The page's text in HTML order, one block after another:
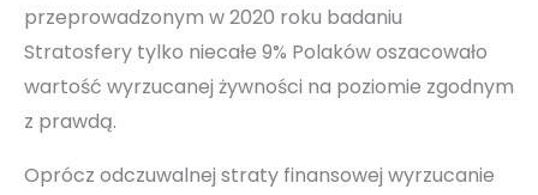
przeprowadzonym w 2020 roku badaniu
Stratosfery tylko niecałe 9% Polaków oszacowało
wartość wyrzucanej żywności na poziomie zgodnym
z prawdą.
Oprócz odczuwalnej straty finansowej wyrzucanie